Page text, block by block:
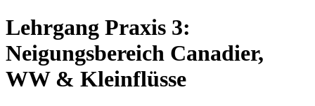
Lehrgang Praxis 3:
Neigungsbereich Canadier,
WW & Kleinflüsse